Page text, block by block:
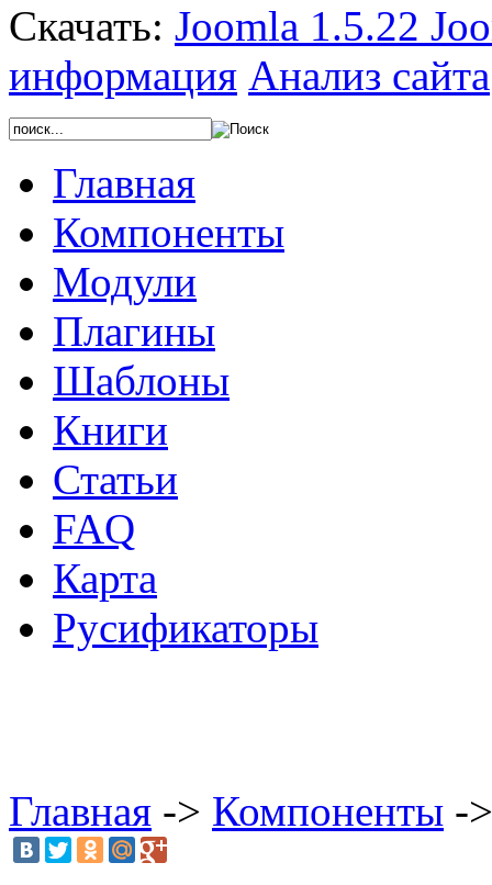
Скачать: Joomla 1.5.22
информация Анализ сайта
Главная
Компоненты
Модули
Плагины
Шаблоны
Книги
Статьи
FAQ
Карта
Русификаторы
Главная -> Компоненты -